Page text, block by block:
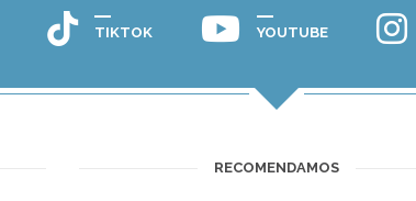
TIKTOK YOUTUBE
RECOMENDAMOS